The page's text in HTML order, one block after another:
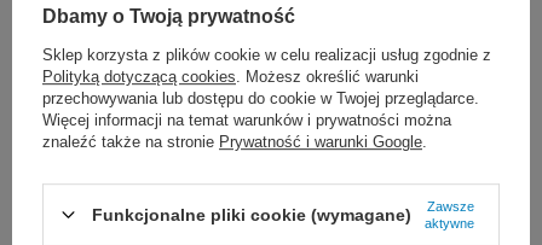
port kart SSD
blokada przed przypadkowym otwarciem
wewnętrzny zbiorniki na wodę destylowaną
pojemność komory: 3 litry
Dbamy o Twoją prywatność
Sklep korzysta z plików cookie w celu realizacji usług zgodnie z
Polityką dotyczącą cookies . Możesz określić warunki
przechowywania lub dostępu do cookie w Twojej przeglądarce.
Więcej informacji na temat warunków i prywatności można
znaleźć także na stronie Prywatność i warunki Google
Funkcjonalne pliki cookie (wymagane)
Zawsze
aktywne